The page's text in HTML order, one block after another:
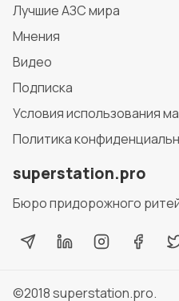
Лучшие АЗС мира
Мнения
Видео
Подписка
Условия использования
Политика
superstation.pro
Бюро придорожного
©2018superstation.pro.